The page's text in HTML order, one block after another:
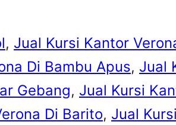
, Jual Kursi Kantor
Di Bambu Apus, Jual
Gebang, Jual Kursi
Di Barito, Jual Kursi